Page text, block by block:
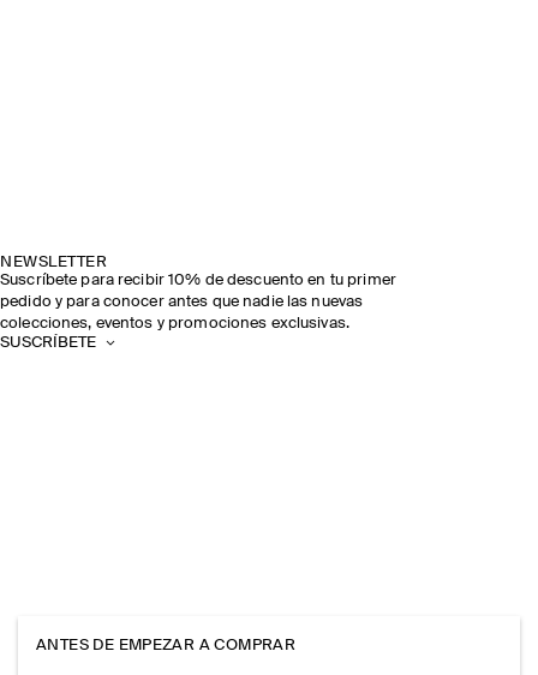
NEWSLETTER
Suscríbete para recibir 10% de descuento en tu primer
pedido y para conocer antes que nadie las nuevas
colecciones, eventos y promociones exclusivas.
SUSCRÍBETE
ANTES DE EMPEZAR A COMPRAR